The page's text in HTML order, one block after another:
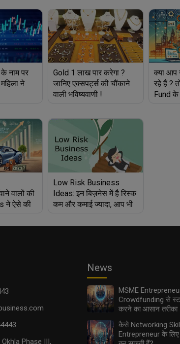
नाम पर
ने
Gold ₹1 लाख पार करेगा ?
जानिए एक्सपर्ट्स की चौंकाने
वाली भविष्यवाणी !
क्या आप
रहे हैं ?
Fund
वालों की
ने ऐसे की
Low Risk Business
Ideas: इन बिज़नेस में है रिस्क
कम और कमाई ज्यादा, आप भी
Phase III,
News
MSME
Crowdfunding से
करने का आसान तरीका
कैसे Networking
Entrepreneur के